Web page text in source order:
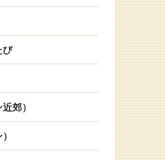
び
郊）